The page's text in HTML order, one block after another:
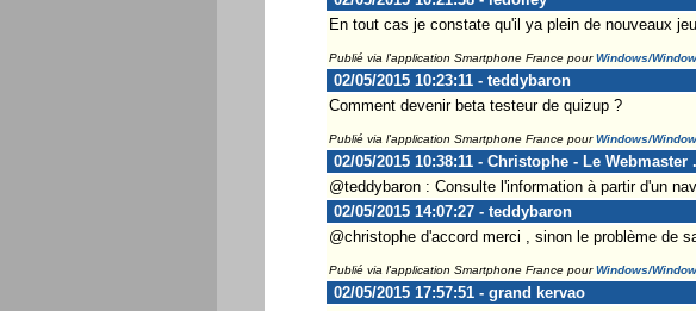
En tout cas je constate qu'il ya plein de nouveaux
Publié via l'application Smartphone France pourWindows/
02/05/2015 10:23:11 - teddybaron
Comment devenir beta testeur de quizup ?
Publié via l'application Smartphone France pourWindows/
02/05/2015 10:38:11 - Christophe - Le Webmaster
@teddybaron : Consulte l'information à partir d'un
02/05/2015 14:07:27 - teddybaron
@christophe d'accord merci , sinon le problème de
Publié via l'application Smartphone France pourWindows/
02/05/2015 17:57:51 - grand kervao